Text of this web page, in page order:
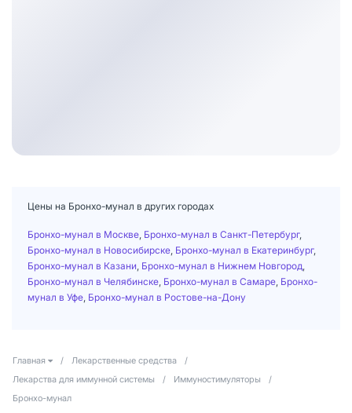
Цены на Бронхо-мунал в других городах
Бронхо-мунал в Москве Бронхо-мунал в Санкт-Петербург,
Бронхо-мунал в Новосибирске Бронхо-мунал в Екатеринбург,
Бронхо-мунал в Казани Бронхо-мунал в Нижнем Новгород
Бронхо-мунал в Челябинске Бронхо-мунал в Самаре Бронхо-
мунал в Уфе Бронхо-мунал в Ростове-на-Дону
Главная / Лекарственные средства
/
Лекарства для иммунной системы
/ Иммуностимуляторы
/
Бронхо-мунал